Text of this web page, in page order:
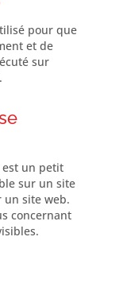
pour que
et de
sur
est un petit
sur un site
site web.
concernant